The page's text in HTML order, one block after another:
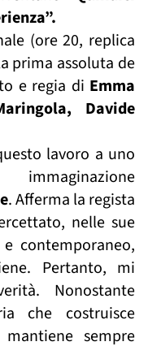
(ore 20, replica
prima assoluta de
e regia di Emma
Davide
lavoro a uno
. Afferma la regista
nelle sue
contemporaneo,
Pertanto, mi
Nonostante
che costruisce
sempre